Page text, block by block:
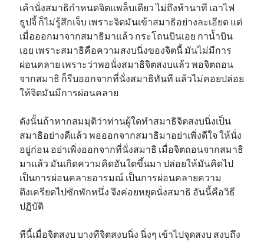
เค้านั่งสมาธิกำหนดจิตแพล็บเดียว ไม่ถึงห้านาที เอาไฟ
ธูปจี้ ก็ไม่รู้สึกเจ็บ เพราะจิตมันเข้าสมาธิอย่างละเอียด แต่
เมื่อออกมาจากสมาธิมาแล้ว กระโถนบินเอย กาน้ำบิน
เอย เพราะสมาธิคือความสงบนิ่งของจิตนี้ มันไม่มีการ
ผ่อนคลาย เพราะว่าพอนั่งสมาธิจิตสงบแล้ว พอจิตถอน
จากสมาธิ ก็รีบออกจากที่นั่งสมาธิทันที แล้วไม่คอยปล่อย
ให้จิตมันมีการผ่อนคลาย
ดังนั้นถ้าหากสมมุติว่าท่านผู้ใดทำสมาธิจิตสงบนิ่งเป็น
สมาธิอย่างดีแล้ว พอออกจากสมาธิมาอย่าเพิ่งดีใจ ให้นั่ง
อยู่ก่อน อย่าเพิ่งออกจากที่นั่งสมาธิ เมื่อจิตถอนจากสมาธิ
มาแล้ว มันเกิดความคิดอันใดขึ้นมา ปล่อยให้มันคิดไป
เป็นการผ่อนคลายอารมณ์ เป็นการผ่อนคลายความ
ตึงเครียดไปซักพักหนึ่ง จึงค่อยหยุดนั่งสมาธิ อันนี้คือวิธี
ปฏิบัติ
ทีนี้เมื่อจิตสงบ บางทีจิตสงบนิ่ง นิ่งๆ เข้าไปจุดสงบ สงบถึง